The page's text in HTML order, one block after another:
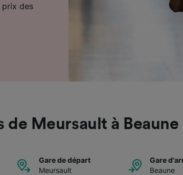
des
de Meursault à Beaune
Gare de départ
Meursault
Gare
Beaune